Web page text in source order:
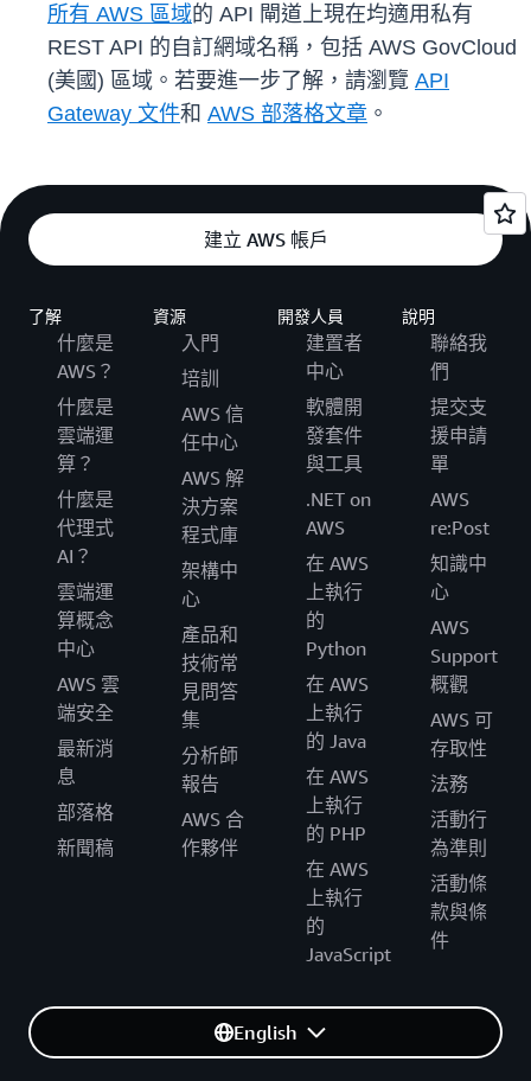
所有 AWS 區域的 API 閘道上現在均適用私有
REST API 的自訂網域名稱，包括 AWS GovCloud
(美國) 區域。若要進一步了解，請瀏覽 API
Gateway 文件和 AWS 部落格文章 。
建立 AWS 帳戶
了解
什麼是
AWS？
什麼是
雲端運
算？
什麼是
代理式
AI？
雲端運
算概念
中心
AWS 雲
端安全
最新消
息
部落格
新聞稿
資源
入門
培訓
AWS 信
任中心
AWS 解
決方案
程式庫
架構中
心
產品和
技術常
見問答
集
分析師
報告
AWS 合
作夥伴
開發人員
建置者
中心
軟體開
發套件
與工具
.NET on
AWS
在 AWS
上執行
的
Python
在 AWS
上執行
的 Java
在 AWS
上執行
的 PHP
在 AWS
上執行
的
JavaScript
說明
聯絡我
們
提交支
援申請
單
AWS
re:Post
知識中
心
AWS
Support
概觀
AWS 可
存取性
法務
活動行
為準則
活動條
款與條
件
English